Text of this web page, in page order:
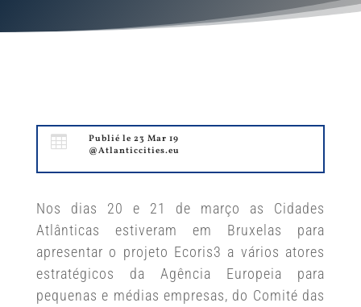

Publié le 23 Mar 19
@Atlanticcities.eu
Nos dias 20 e 21 de março as Cidades
Atlânticas estiveram em Bruxelas para
apresentar o projeto Ecoris3 a vários atores
estratégicos da Agência Europeia para
pequenas e médias empresas, do Comité das